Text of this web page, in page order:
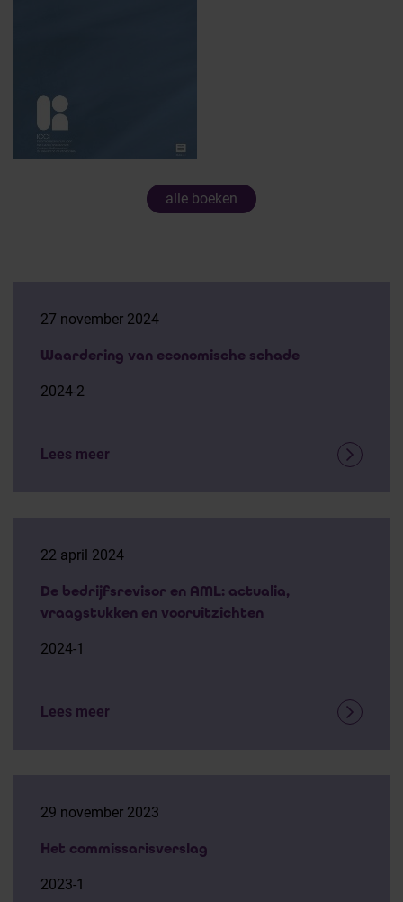
alle boeken
27 november 2024
Waardering van economische schade
2024-2
Lees meer
22 april 2024
De bedrijfsrevisor en AML: actualia,
vraagstukken en vooruitzichten
2024-1
Lees meer
29 november 2023
Het commissarisverslag
2023-1